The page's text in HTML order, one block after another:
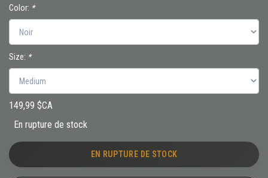
Color: *
Size: *
149,99 $CA
En rupture de stock
EN RUPTURE DE STOCK